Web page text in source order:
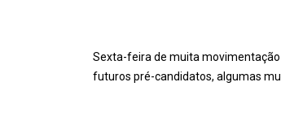
Sexta-feira de muita
futuros pré-candidatos, algumas